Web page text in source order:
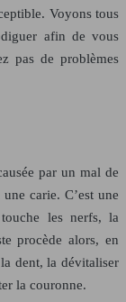
Voyons tous
afin de vous
pas de problèmes
par un mal de
carie. C’est une
les nerfs, la
procède alors, en
dent, la dévitaliser
la couronne.